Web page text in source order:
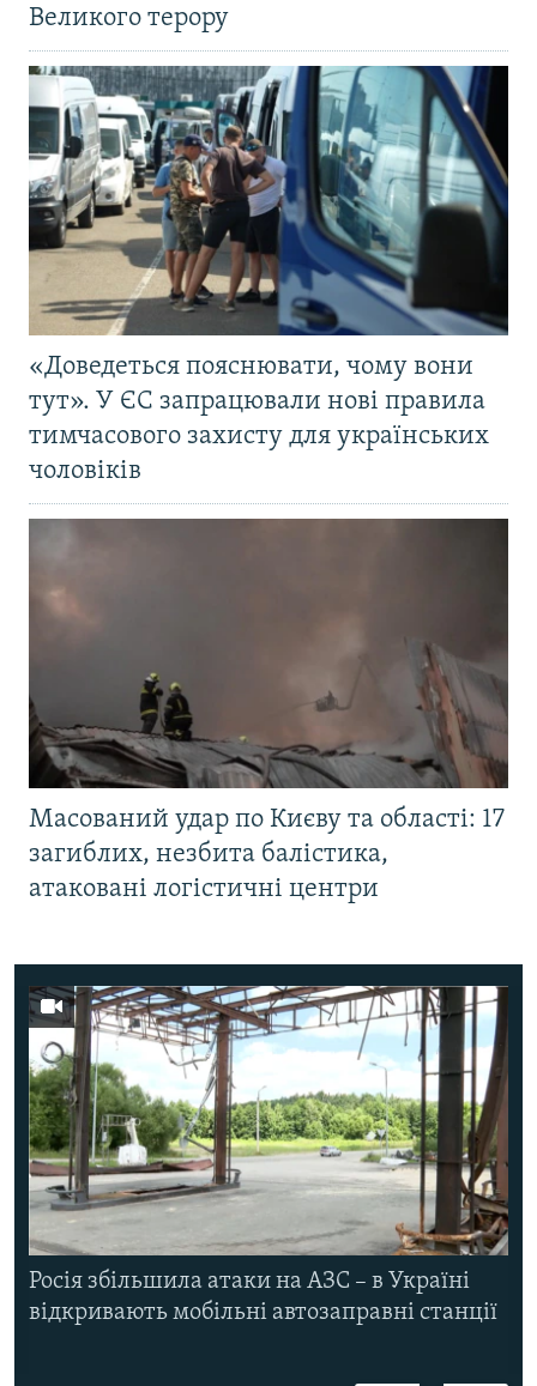
Великого терору
«Доведеться пояснювати, чому вони
тут». У ЄС запрацювали нові правила
тимчасового захисту для українських
чоловіків
Масований удар по Києву та області: 17
загиблих, незбита балістика,
атаковані логістичні центри
Росія збільшила атаки на АЗС – в Україні
відкривають мобільні автозаправні станції